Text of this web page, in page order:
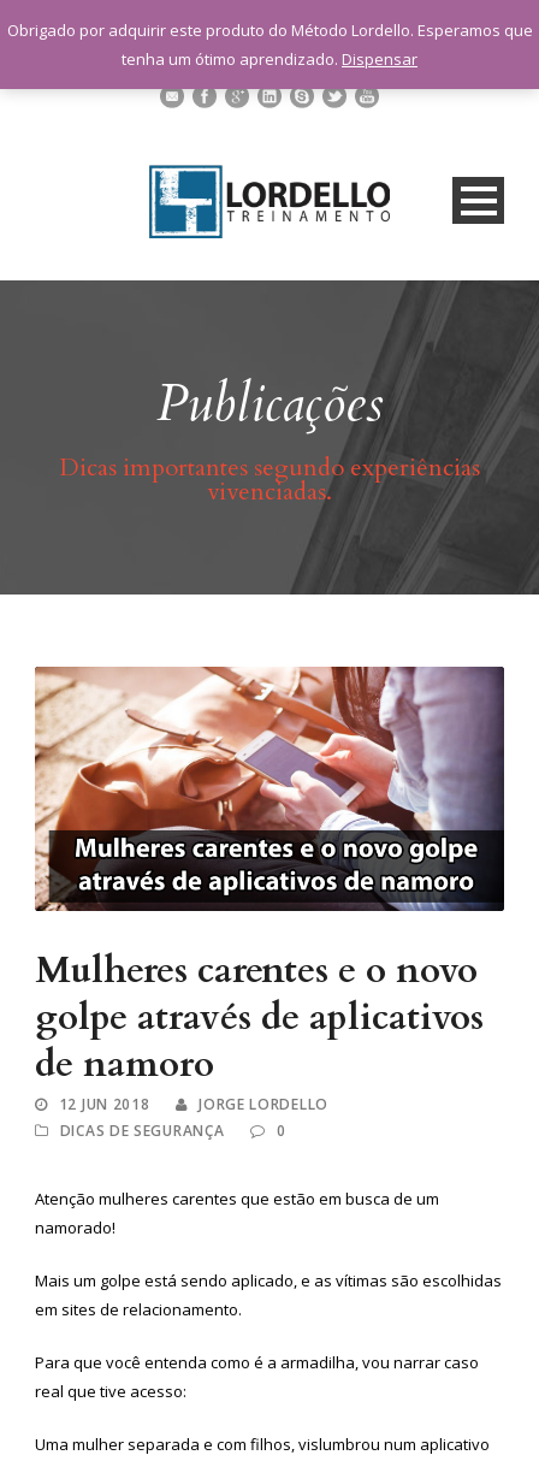
sac@lordellotreinamento.com.br
+55 11 9 1398-3091
Publicações
Dicas importantes segundo experiências
vivenciadas.
Mulheres carentes e o novo
golpe através de aplicativos
de namoro
12 JUN 2018
JORGE LORDELLO
DICAS DE SEGURANÇA
0
Atenção mulheres carentes que estão em busca de um
namorado!
Mais um golpe está sendo aplicado, e as vítimas são escolhidas
em sites de relacionamento.
Para que você entenda como é a armadilha, vou narrar caso
real que tive acesso:
Uma mulher separada e com filhos, vislumbrou num aplicativo
Obrigado por adquirir este produto do Método Lordello. Esperamos que
tenha um ótimo aprendizado. Dispensar